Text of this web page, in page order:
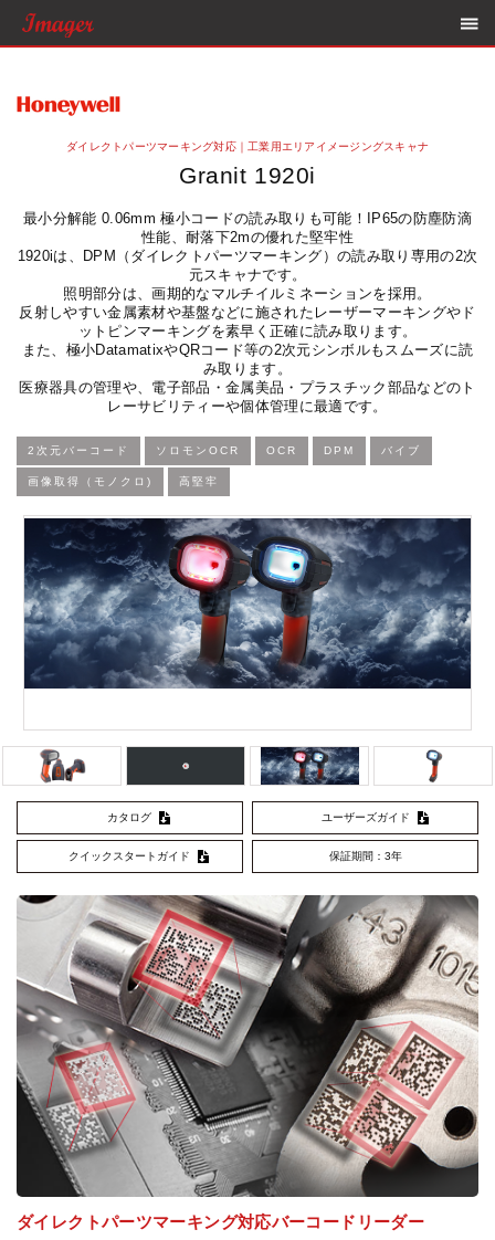
ダイレクトパーツマーキング対応｜工業用エリアイメージングスキャナ
Granit 1920i
最小分解能 0.06mm 極小コードの読み取りも可能！IP65の防塵防滴
性能、耐落下2mの優れた堅牢性
1920iは、DPM（ダイレクトパーツマーキング）の読み取り専用の2次
元スキャナです。
照明部分は、画期的なマルチイルミネーションを採用。
反射しやすい金属素材や基盤などに施されたレーザーマーキングやド
ットピンマーキングを素早く正確に読み取ります。
また、極小DatamatixやQRコード等の2次元シンボルもスムーズに読
み取ります。
医療器具の管理や、電子部品・金属美品・プラスチック部品などのト
レーサビリティーや個体管理に最適です。
2次元バーコード ソロモンOCR OCR DPM バイブ
画像取得（モノクロ) 高堅牢
カタログ ユーザーズガイド
クイックスタートガイド 保証期間：3年
ダイレクトパーツマーキング対応バーコードリーダー